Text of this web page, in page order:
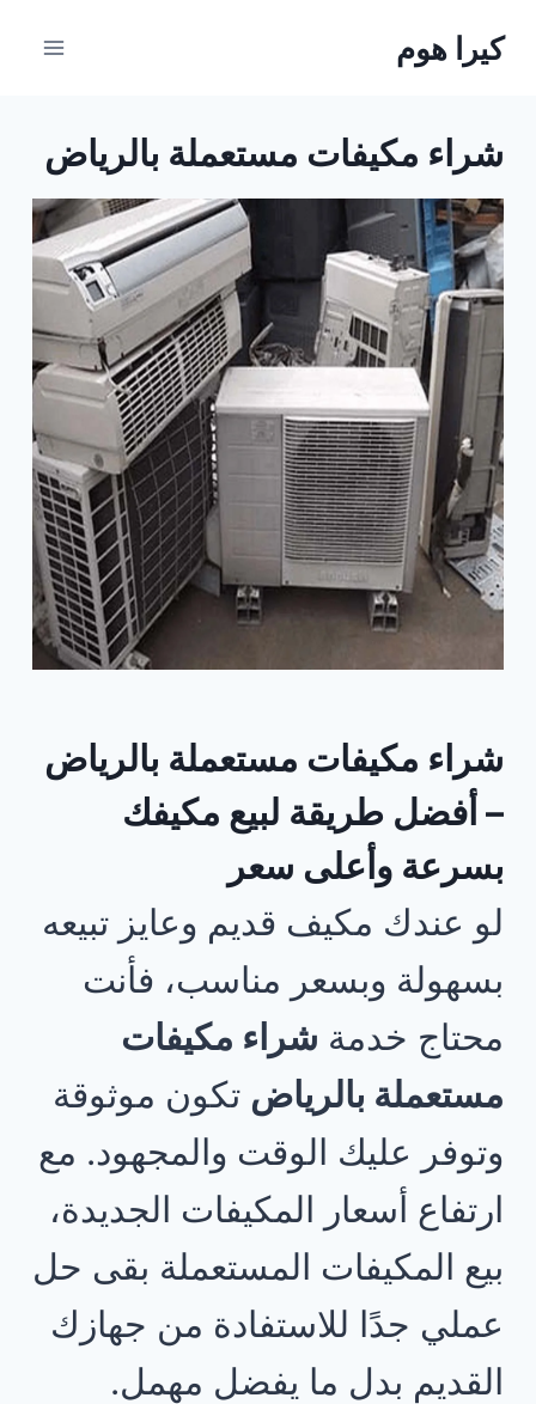
كيرا هوم
شراء مكيفات مستعملة بالرياض
شراء مكيفات مستعملة بالرياض
– أفضل طريقة لبيع مكيفك
بسرعة وأعلى سعر
لو عندك مكيف قديم وعايز تبيعه
بسهولة وبسعر مناسب، فأنت
محتاج خدمة شراء مكيفات
مستعملة بالرياض تكون موثوقة
وتوفر عليك الوقت والمجهود. مع
ارتفاع أسعار المكيفات الجديدة،
بيع المكيفات المستعملة بقى حل
عملي جدًا للاستفادة من جهازك
القديم بدل ما يفضل مهمل.